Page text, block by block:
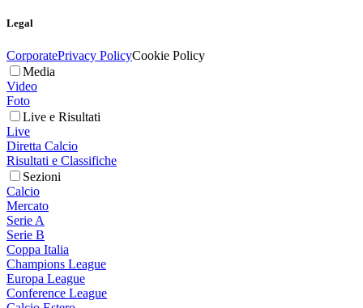
Legal
CorporatePrivacy PolicyCookie Policy
Media
Video
Foto
Live e Risultati
Live
Diretta Calcio
Risultati e Classifiche
Sezioni
Calcio
Mercato
Serie A
Serie B
Coppa Italia
Champions League
Europa League
Conference League